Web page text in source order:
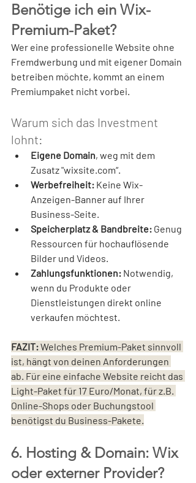
Benötige ich ein Wix-
Premium-Paket?
Wer eine professionelle Website ohne
Fremdwerbung und mit eigener Domain
betreiben möchte, kommt an einem
Premiumpaket nicht vorbei.
Warum sich das Investment
lohnt:
Eigene Domain, weg mit dem
Zusatz "wixsite.com“.
Werbefreiheit: Keine Wix-
Anzeigen-Banner auf Ihrer
Business-Seite.
Speicherplatz & Bandbreite: Genug
Ressourcen für hochauflösende
Bilder und Videos.
Zahlungsfunktionen: Notwendig,
wenn du Produkte oder
Dienstleistungen direkt online
verkaufen möchtest.
FAZIT: Welches Premium-Paket sinnvoll
ist, hängt von deinen Anforderungen
ab. Für eine einfache Website reicht das
Light-Paket für 17 Euro/Monat, für z.B.
Online-Shops oder Buchungstool
benötigst du Business-Pakete.
6. Hosting & Domain: Wix
oder externer Provider?